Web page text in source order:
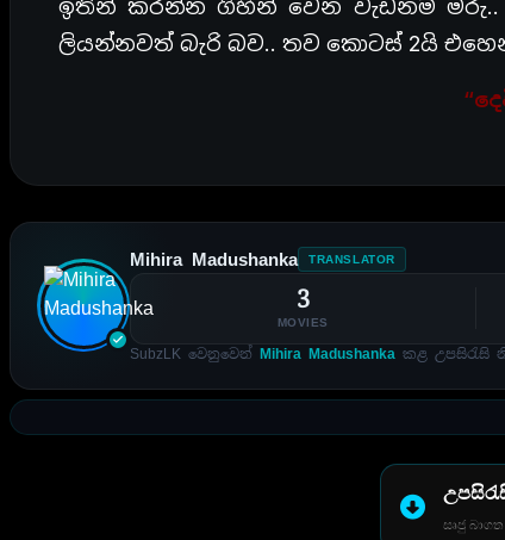
ඉතින් කරන්න ගිහින් වෙන වැඩනම් මරු..
ලියන්නවත් බැරි බව.. තව කොටස් 2යි
Mihira Madushanka TRANSLATOR
3
MOVIES
SubzLK වෙනුවෙන් Mihira Madushanka කළ උපසිරැසි
සෘජු